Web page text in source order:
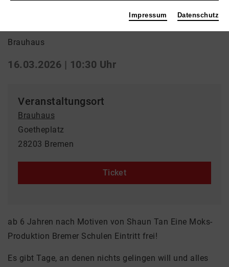
Brauhaus
16.03.2026 | 10:30 Uhr
Veranstaltungsort
Brauhaus
Goetheplatz
28203 Bremen
Ticket
ab 6 Jahren nach Motiven von Shaun Tan Eine Moks-
Produktion Bremer Schulen Eintritt frei!
Es gibt Tage, an denen nichts gelingen will und alles
Impressum Datenschutz